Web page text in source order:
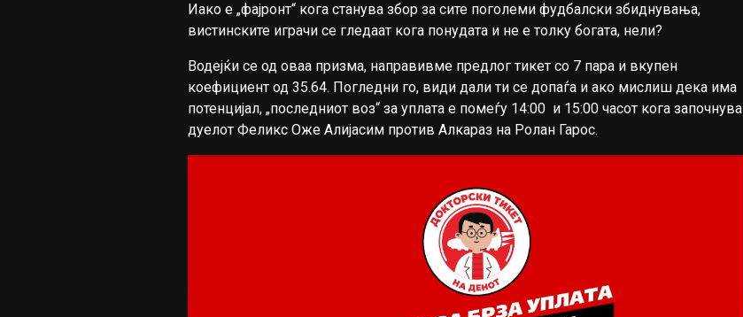
Иако е „фајронт“ кога станува збор за сите поголеми фудбалски збиднувања,
вистинските играчи се гледаат кога понудата и не е толку богата, нели?
Водејќи се од оваа призма, направивме предлог тикет со 7 пара и вкупен
коефициент од 35.64. Погледни го, види дали ти се допаѓа и ако мислиш дека има
потенцијал, „последниот воз“ за уплата е помеѓу 14:00 и 15:00 часот кога започнува
дуелот Феликс Оже Алијасим против Алкараз на Ролан Гарос.
ФУДБАЛ